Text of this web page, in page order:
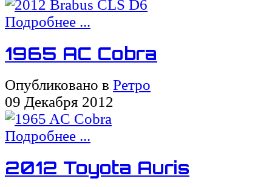
Подробнее ...
1965 AC Cobra
Опубликовано в Ретро
09 Декабря 2012
Подробнее ...
2012 Toyota Auris